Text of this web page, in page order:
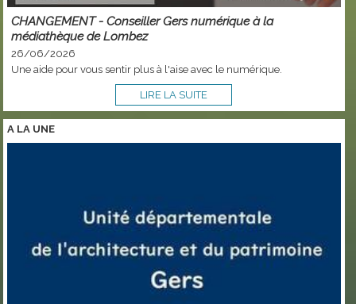
CHANGEMENT - Conseiller Gers numérique à la
médiathèque de Lombez
26/06/2026
Une aide pour vous sentir plus à l'aise avec le numérique.
LIRE LA SUITE
A LA UNE